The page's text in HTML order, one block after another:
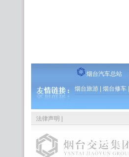
烟台汽车总站
烟台旅游 烟台修车
法律声明